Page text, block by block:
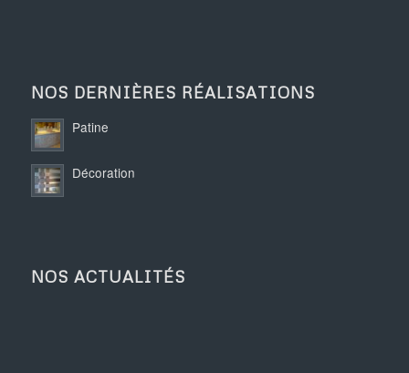
NOS DERNIÈRES RÉALISATIONS
Patine
Décoration
NOS ACTUALITÉS